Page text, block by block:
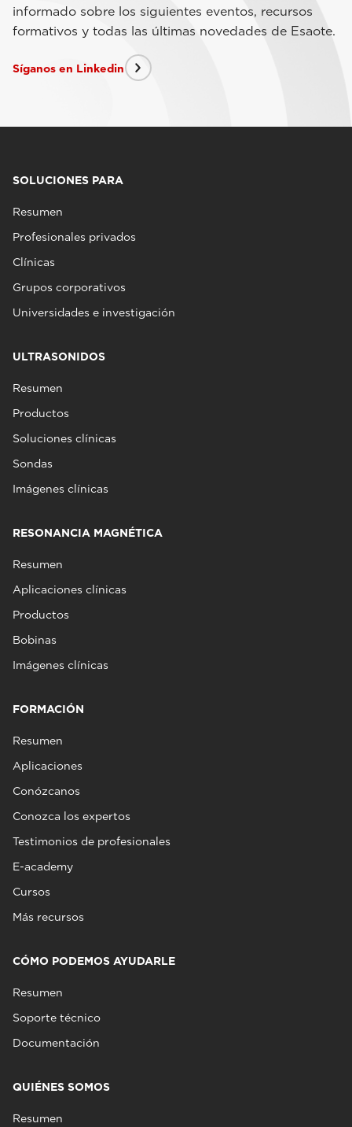
informado sobre los siguientes eventos, recursos
formativos y todas las últimas novedades de Esaote.
Síganos en Linkedin
SOLUCIONES PARA
Resumen
Profesionales privados
Clínicas
Grupos corporativos
Universidades e investigación
ULTRASONIDOS
Resumen
Productos
Soluciones clínicas
Sondas
Imágenes clínicas
RESONANCIA MAGNÉTICA
Resumen
Aplicaciones clínicas
Productos
Bobinas
Imágenes clínicas
FORMACIÓN
Resumen
Aplicaciones
Conózcanos
Conozca los expertos
Testimonios de profesionales
E-academy
Cursos
Más recursos
CÓMO PODEMOS AYUDARLE
Resumen
Soporte técnico
Documentación
QUIÉNES SOMOS
Resumen